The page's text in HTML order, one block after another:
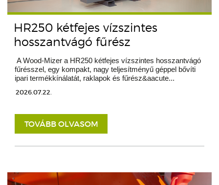
HR250 kétfejes vízszintes
hosszantvágó fűrész
A Wood-Mizer a HR250 kétfejes vízszintes hosszantvágó
fűrésszel, egy kompakt, nagy teljesítményű géppel bővíti
ipari termékkínálatát, raklapok és fűrész&aacute...
2026.07.22.
TOVÁBB OLVASOM